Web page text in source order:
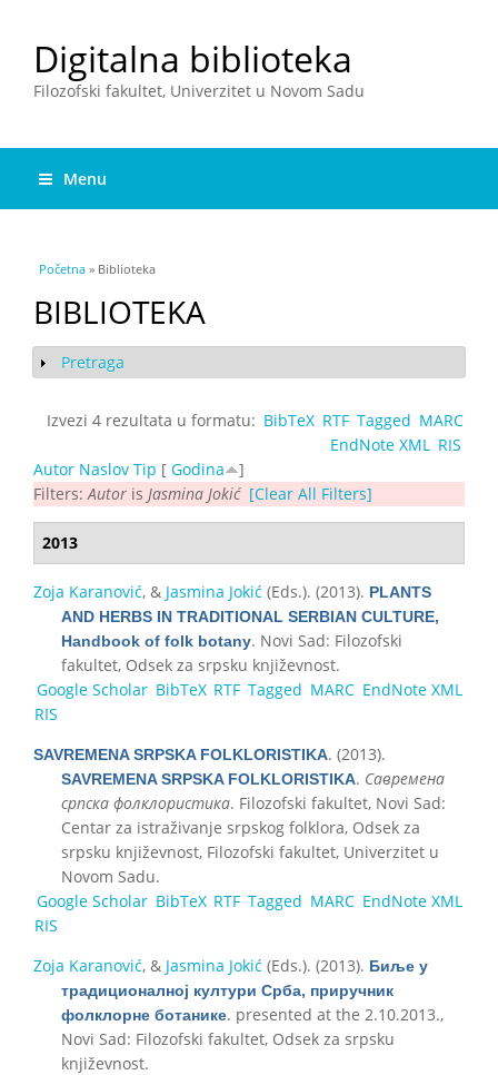
Digitalna biblioteka
Filozofski fakultet, Univerzitet u Novom Sadu
Menu
You are here
Početna » Biblioteka
BIBLIOTEKA
Show
Pretraga
Izvezi 4 rezultata u formatu: BibTeX RTF Tagged MARC
EndNote XML
RIS
Autor Naslov Tip [ Godina
]
Filters: Autor is Jasmina Jokić [Clear All Filters]
2013
Zoja Karanović, & Jasmina Jokić (Eds.). (2013). PLANTS
AND HERBS IN TRADITIONAL SERBIAN CULTURE,
Handbook of folk botany. Novi Sad: Filozofski
fakultet, Odsek za srpsku književnost.
Google Scholar BibTeX RTF Tagged MARC EndNote XML
RIS
SAVREMENA SRPSKA FOLKLORISTIKA. (2013).
SAVREMENA SRPSKA FOLKLORISTIKA. Савремена
српска фолклористика. Filozofski fakultet, Novi Sad:
Centar za istraživanje srpskog folklora, Odsek za
srpsku književnost, Filozofski fakultet, Univerzitet u
Novom Sadu.
Google Scholar BibTeX RTF Tagged MARC EndNote XML
RIS
Zoja Karanović, & Jasmina Jokić (Eds.). (2013). Биље у
традиционалној култури Срба, приручник
фолклорне ботанике. presented at the 2.10.2013.,
Novi Sad: Filozofski fakultet, Odsek za srpsku
književnost.